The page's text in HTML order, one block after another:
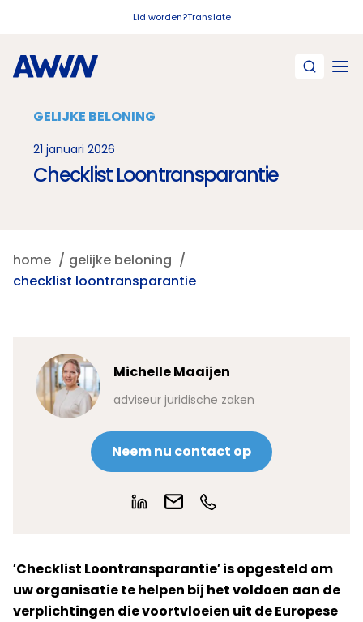
Lid worden?Translate
GELIJKE BELONING
21 januari 2026
Checklist Loontransparantie
home
gelijke beloning
checklist loontransparantie
Michelle Maaijen
adviseur juridische zaken
Neem nu contact op
′Checklist Loontransparantie′ is opgesteld om
uw organisatie te helpen bij het voldoen aan de
verplichtingen die voortvloeien uit de Europese